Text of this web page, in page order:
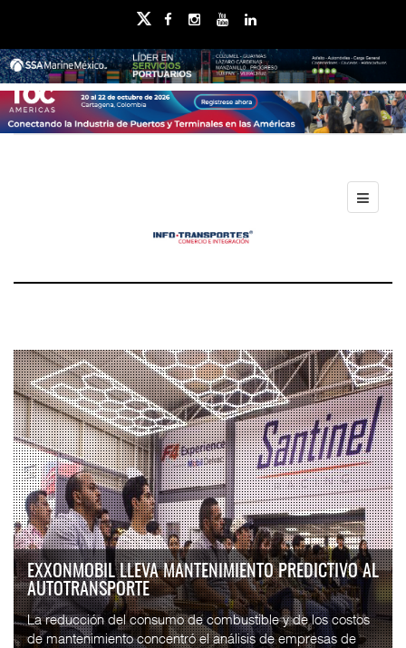
EXXONMOBIL LLEVA MANTENIMIENTO PREDICTIVO AL
AUTOTRANSPORTE
La reducción del consumo de combustible y de los costos
de mantenimiento concentró el análisis de empresas de